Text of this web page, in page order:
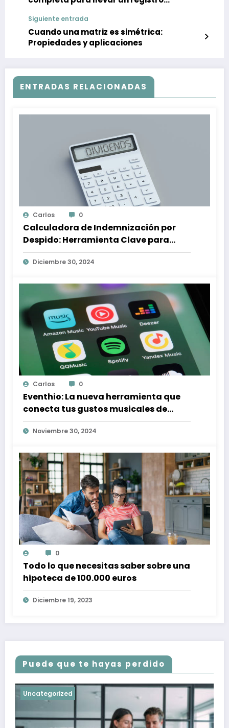
Siguiente entrada
Cuando una matriz es simétrica:
Propiedades y aplicaciones
ENTRADAS RELACIONADAS
Carlos 0
Calculadora de Indemnización por
Despido: Herramienta Clave para
Proteger tus Derechos Laborales
Diciembre 30, 2024
Carlos 0
Eventhio: La nueva herramienta que
conecta tus gustos musicales de
Spotify con conciertos en tu zona
Noviembre 30, 2024
0
Todo lo que necesitas saber sobre una
hipoteca de 100.000 euros
Diciembre 19, 2023
Puede que te hayas perdido
Uncategorized